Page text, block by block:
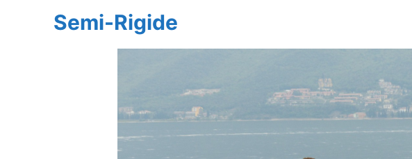
Semi-Rigide